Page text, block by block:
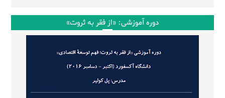
دوره آموزشی: «از فقر به ثروت»